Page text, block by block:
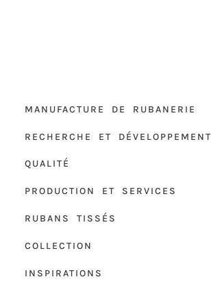
MANUFACTURE DE RUBANERIE
RECHERCHE ET DÉVELOPPEMENT
QUALITÉ
PRODUCTION ET SERVICES
RUBANS TISSÉS
COLLECTION
INSPIRATIONS